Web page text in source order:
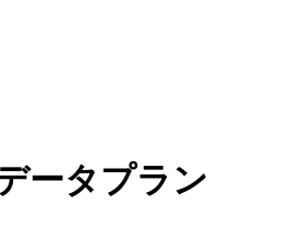
ータプラン